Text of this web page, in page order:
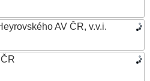
AV ČR, v.v.i.